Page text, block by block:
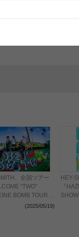
、全国ツアー
“TWO”
BOMB TOUR』
マザ前哨戦(2025/05/19)
HEY-
『